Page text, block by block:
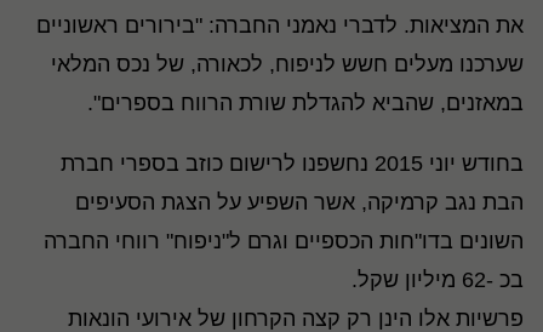
את המציאות. לדברי נאמני החברה: "בירורים ראשוניים
שערכנו מעלים חשש לניפוח, לכאורה, של נכס המלאי
במאזנים, שהביא להגדלת שורת הרווח בספרים".
בחודש יוני 2015 נחשפנו לרישום כוזב בספרי חברת
הבת נגב קרמיקה, אשר השפיע על הצגת הסעיפים
השונים בדו"חות הכספיים וגרם ל"ניפוח" רווחי החברה
בכ -62 מיליון שקל.
פרשיות אלו הינן רק קצה הקרחון של אירועי הונאות